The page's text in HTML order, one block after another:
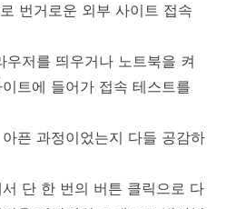
번거로운 외부 사이트 접속
우저를 띄우거나 노트북을 켜
트에 들어가 접속 테스트를
픈 과정이었는지 다들 공감하
단 한 번의 버튼 클릭으로 다